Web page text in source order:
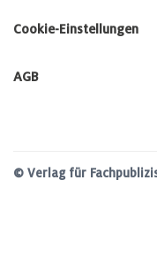
Cookie-Einstellungen
AGB
© Verlag für